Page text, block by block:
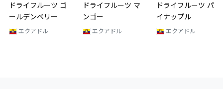
ドライフルーツ ゴ
ールデンベリー
エクアドル
ドライフルーツ マ
ンゴー
エクアドル
ドライフルーツ パ
イナップル
エクアドル